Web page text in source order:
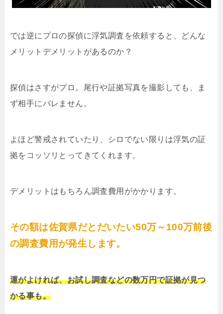
では逆にプロの探偵に浮気調査を依頼すると、どんな
メリットデメリットがあるのか？
探偵はさすがプロ。尾行や証拠写真を撮影しても、ま
ず相手にバレません。
よほど警戒されていたり、シロでない限りは浮気の証
拠をコッソリとってきてくれます。
デメリットはもちろん調査費用がかかります。
その額は佐賀県だとだいたい50万～100万前後
の調査費用が発生します。
運がよければ、お試し調査などの数万円で証拠が見つ
かる事も。